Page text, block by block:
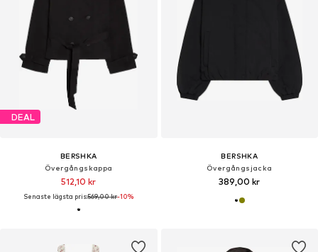
DEAL
BERSHKA
Övergångskappa
512,10 kr
Senaste lägsta pris:569,00 kr-10%
BERSHKA
Övergångsjacka
389,00 kr